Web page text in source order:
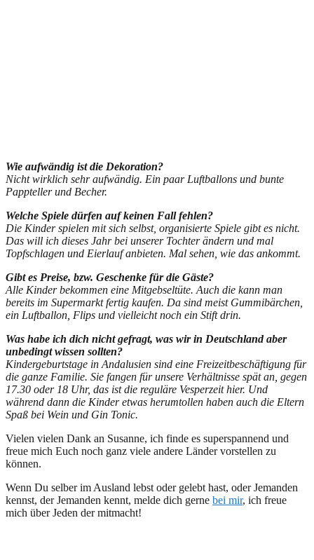
Wie aufwändig ist die Dekoration?
Nicht wirklich sehr aufwändig. Ein paar Luftballons und bunte
Pappteller und Becher.
Welche Spiele dürfen auf keinen Fall fehlen?
Die Kinder spielen mit sich selbst, organisierte Spiele gibt es nicht.
Das will ich dieses Jahr bei unserer Tochter ändern und mal
Topfschlagen und Eierlauf anbieten. Mal sehen, wie das ankommt.
Gibt es Preise, bzw. Geschenke für die Gäste?
Alle Kinder bekommen eine Mitgebseltüte. Auch die kann man
bereits im Supermarkt fertig kaufen. Da sind meist Gummibärchen,
ein Luftballon, Flips und vielleicht noch ein Stift drin.
Was habe ich dich nicht gefragt, was wir in Deutschland aber
unbedingt wissen sollten?
Kindergeburtstage in Andalusien sind eine Freizeitbeschäftigung für
die ganze Familie. Sie fangen für unsere Verhältnisse spät an, gegen
17.30 oder 18 Uhr, das ist die reguläre Vesperzeit hier. Und
während dann die Kinder etwas herumtollen haben auch die Eltern
Spaß bei Wein und Gin Tonic.
Vielen vielen Dank an Susanne, ich finde es superspannend und
freue mich Euch noch ganz viele andere Länder vorstellen zu
können.
Wenn Du selber im Ausland lebst oder gelebt hast, oder Jemanden
kennst, der Jemanden kennt, melde dich gerne bei mir, ich freue
mich über Jeden der mitmacht!